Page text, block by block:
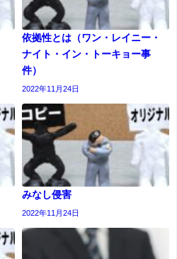
依拠性とは（ワン・レイニー・
ナイト・イン・トーキョー事
件）
2022年11月24日
みなし侵害
2022年11月24日